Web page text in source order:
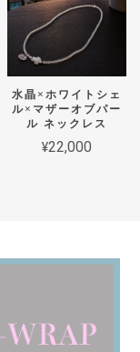
水晶×ホワイトシェ
ル×マザーオブパー
ル ネックレス
¥22,000